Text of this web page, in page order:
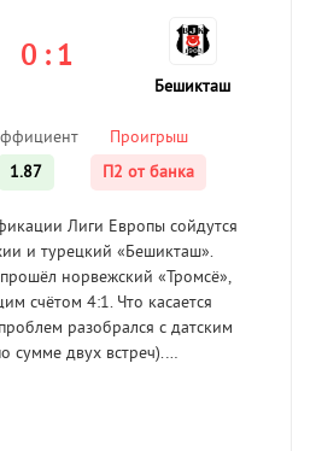
0 : 1
Бешикташ
1.87
Проигрыш
П2 от банка
Лиги Европы сойдутся
и турецкий «Бешикташ».
норвежский «Тромсё»,
счётом 4:1. Что касается
разобрался с датским
сумме двух встреч).…